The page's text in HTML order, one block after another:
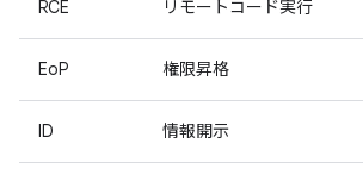
RCE リモートコード実行
EoP 権限昇格
ID 情報開示